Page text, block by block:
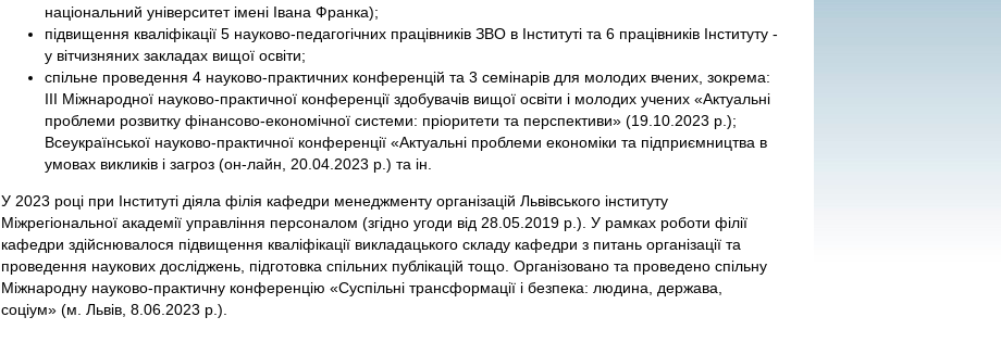
національний університет імені Івана Франка);
підвищення кваліфікації 5 науково-педагогічних працівників ЗВО в Інституті та 6 працівників Інституту -
у вітчизняних закладах вищої освіти;
спільне проведення 4 науково-практичних конференцій та 3 семінарів для молодих вчених, зокрема:
ІІІ Міжнародної науково-практичної конференції здобувачів вищої освіти і молодих учених «Актуальні
проблеми розвитку фінансово-економічної системи: пріоритети та перспективи» (19.10.2023 р.);
Всеукраїнської науково-практичної конференції «Актуальні проблеми економіки та підприємництва в
умовах викликів і загроз (он-лайн, 20.04.2023 р.) та ін.
У 2023 році при Інституті діяла філія кафедри менеджменту організацій Львівського інституту
Міжрегіональної академії управління персоналом (згідно угоди від 28.05.2019 р.). У рамках роботи філії
кафедри здійснювалося підвищення кваліфікації викладацького складу кафедри з питань організації та
проведення наукових досліджень, підготовка спільних публікацій тощо. Організовано та проведено спільну
Міжнародну науково-практичну конференцію «Суспільні трансформації і безпека: людина, держава,
соціум» (м. Львів, 8.06.2023 р.).